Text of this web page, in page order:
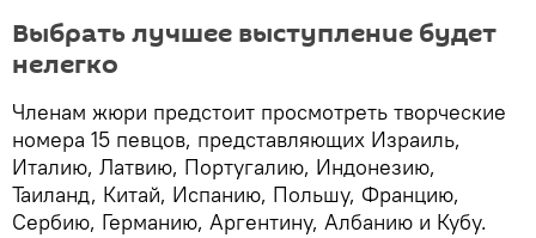
Выбрать лучшее выступление будет
нелегко
Членам жюри предстоит просмотреть творческие
номера 15 певцов, представляющих Израиль,
Италию, Латвию, Португалию, Индонезию,
Таиланд, Китай, Испанию, Польшу, Францию,
Сербию, Германию, Аргентину, Албанию и Кубу.